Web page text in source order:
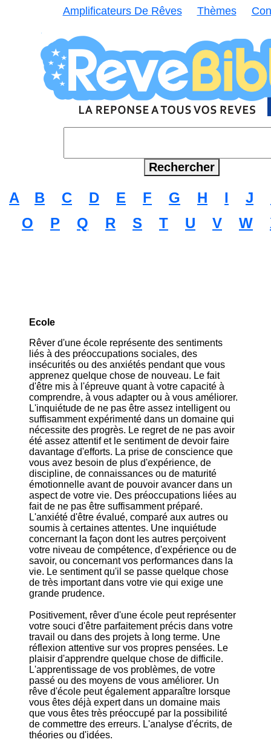
Amplificateurs De Rêves Thèmes
A B C D E F G H I J
O
P Q R S T U V W
Ecole
Rêver d'une école représente des sentiments
liés à des préoccupations sociales, des
insécurités ou des anxiétés pendant que vous
apprenez quelque chose de nouveau. Le fait
d'être mis à l'épreuve quant à votre capacité à
comprendre, à vous adapter ou à vous améliorer.
L'inquiétude de ne pas être assez intelligent ou
suffisamment expérimenté dans un domaine qui
nécessite des progrès. Le regret de ne pas avoir
été assez attentif et le sentiment de devoir faire
davantage d'efforts. La prise de conscience que
vous avez besoin de plus d'expérience, de
discipline, de connaissances ou de maturité
émotionnelle avant de pouvoir avancer dans un
aspect de votre vie. Des préoccupations liées au
fait de ne pas être suffisamment préparé.
L'anxiété d'être évalué, comparé aux autres ou
soumis à certaines attentes. Une inquiétude
concernant la façon dont les autres perçoivent
votre niveau de compétence, d'expérience ou de
savoir, ou concernant vos performances dans la
vie. Le sentiment qu'il se passe quelque chose
de très important dans votre vie qui exige une
grande prudence.
Positivement, rêver d'une école peut représenter
votre souci d'être parfaitement précis dans votre
travail ou dans des projets à long terme. Une
réflexion attentive sur vos propres pensées. Le
plaisir d'apprendre quelque chose de difficile.
L'apprentissage de vos problèmes, de votre
passé ou des moyens de vous améliorer. Un
rêve d'école peut également apparaître lorsque
vous êtes déjà expert dans un domaine mais
que vous êtes très préoccupé par la possibilité
de commettre des erreurs. L'analyse d'écrits, de
théories ou d'idées.